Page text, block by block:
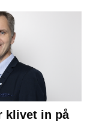
klivet in på